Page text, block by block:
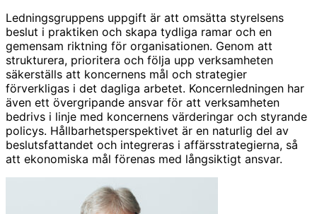
Ledningsgruppens uppgift är att omsätta styrelsens
beslut i praktiken och skapa tydliga ramar och en
gemensam riktning för organisationen. Genom att
strukturera, prioritera och följa upp verksamheten
säkerställs att koncernens mål och strategier
förverkligas i det dagliga arbetet. Koncernledningen har
även ett övergripande ansvar för att verksamheten
bedrivs i linje med koncernens värderingar och styrande
policys. Hållbarhetsperspektivet är en naturlig del av
beslutsfattandet och integreras i affärsstrategierna, så
att ekonomiska mål förenas med långsiktigt ansvar.